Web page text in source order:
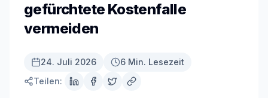
gefürchtete Kostenfalle
vermeiden
24. Juli 2026
6 Min. Lesezeit
Teilen: